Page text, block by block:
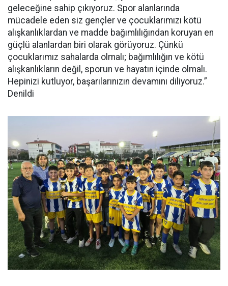
geleceğine sahip çıkıyoruz. Spor alanlarında
mücadele eden siz gençler ve çocuklarımızı kötü
alışkanlıklardan ve madde bağımlılığından koruyan en
güçlü alanlardan biri olarak görüyoruz. Çünkü
çocuklarımız sahalarda olmalı; bağımlılığın ve kötü
alışkanlıkların değil, sporun ve hayatın içinde olmalı.
Hepinizi kutluyor, başarılarınızın devamını diliyoruz.”
Denildi